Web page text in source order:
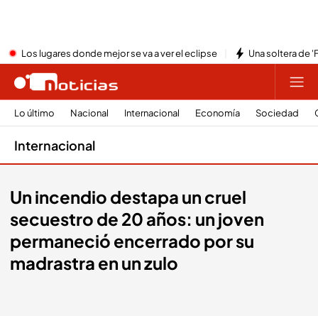
Los lugares donde mejor se va a ver el eclipse Una soltera de
Lo último Nacional Internacional Economía Sociedad
Internacional
Un incendio destapa un cruel
secuestro de 20 años: un joven
permaneció encerrado por su
madrastra en un zulo